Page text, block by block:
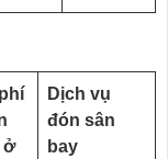
ở
Dịch vụ
đón sân
bay